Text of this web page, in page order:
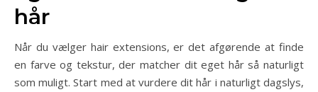
hår
Når du vælger hair extensions, er det afgørende at finde
en farve og tekstur, der matcher dit eget hår så naturligt
som muligt. Start med at vurdere dit hår i naturligt dagslys,